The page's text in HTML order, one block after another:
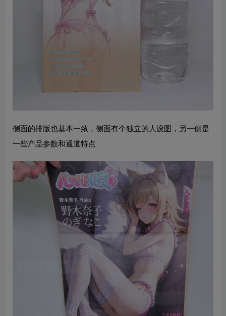
侧面的排版也基本一致，侧面有个独立的人设图，另一侧是
一些产品参数和通道特点